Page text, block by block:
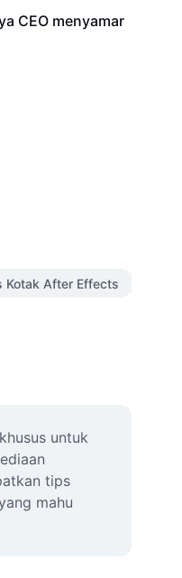
CEO menyamar
Kotak After Effects
untuk
tips
mahu